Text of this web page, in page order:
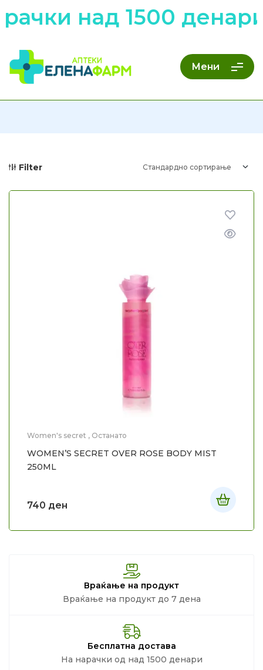
над 1500
Мени
Filter
Women's secret , Останато
WOMEN’S SECRET OVER ROSE BODY MIST
250ML
740 ден
Враќање на продукт
Враќање на продукт до 7 дена
Бесплатна достава
На нарачки од над 1500 денари